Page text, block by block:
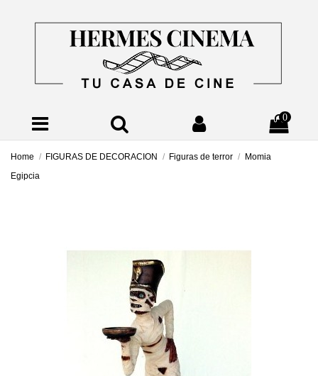
0
Home FIGURAS DE DECORACION Figuras de terror
Momia
Egipcia